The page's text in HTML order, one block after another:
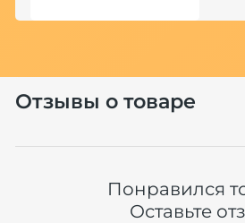
Отзывы о товаре
Понравился
Оставьте